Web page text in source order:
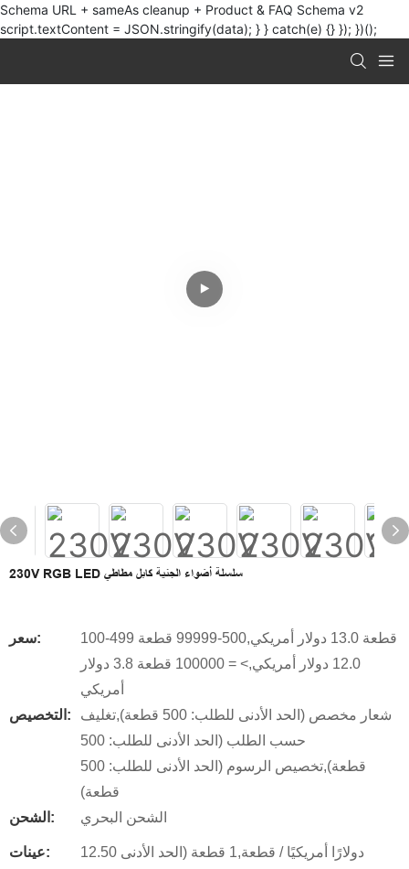
Schema URL + sameAs cleanup + Product & FAQ Schema v2
script.textContent = JSON.stringify(data); } } catch(e) {} }); })();
230V RGB LED سلسلة أضواء الجنية كابل مطاطي
سعر:
100-499 قطعة 13.0 دولار أمريكي,500-99999 قطعة
12.0 دولار أمريكي,> = 100000 قطعة 3.8 دولار
أمريكي
التخصيص:
شعار مخصص (الحد الأدنى للطلب: 500 قطعة),تغليف
حسب الطلب (الحد الأدنى للطلب: 500
قطعة),تخصيص الرسوم (الحد الأدنى للطلب: 500
قطعة)
الشحن:
الشحن البحري
عينات:
12.50 دولارًا أمريكيًا / قطعة,1 قطعة (الحد الأدنى